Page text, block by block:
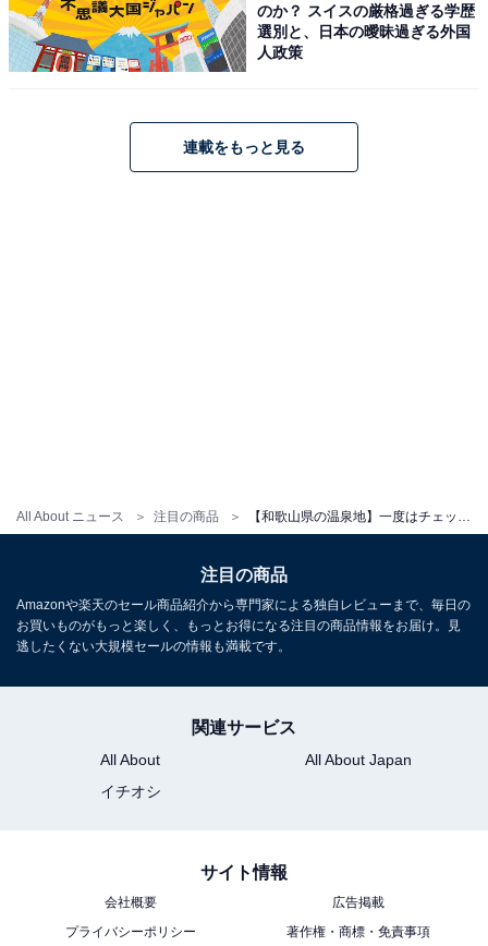
All About ニュース 注目の商品
紀州・白浜温泉 むさしは、白良浜まで徒歩1分の好立地
に佇む本格和風旅館です。館内には2種類の異なる源泉
を引いた「斉明湯」や「生絹湯」があり、名湯を心ゆく
個室での会席料理など、紀州の味覚を存分に楽しめるの
所在地：和歌山県西牟婁郡白浜町868
南紀田辺ICから車で約25分
料金
大人1名（参考価格）：2万4400円
※料金は公式Webサイト参考価格
チェックイン・チェックアウト
チェックアウト：10:00
※プランにより時間が異なる可能性があります
のか？ スイスの厳格過ぎる学歴
選別と、日本の曖昧過ぎる外国
人政策
連載をもっと見る
注目の商品
Amazonや楽天のセール商品紹介から専門家による独自レビューまで、毎日の
お買いものがもっと楽しく、もっとお得になる注目の商品情報をお届け。見
逃したくない大規模セールの情報も満載です。
関連サービス
All About
All About Japan
イチオシ
サイト情報
会社概要
広告掲載
プライバシーポリシー
著作権・商標・免責事項